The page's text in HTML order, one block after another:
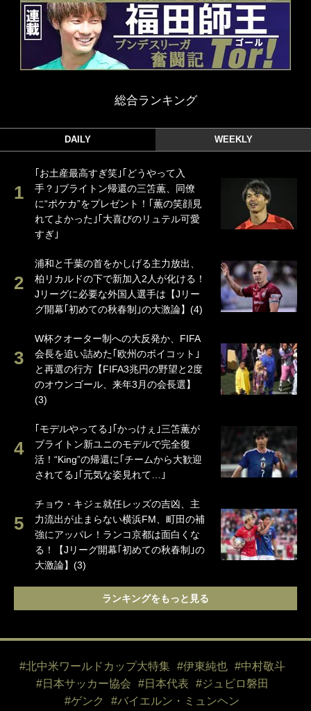
総合ランキング
DAILY WEEKLY
｢お土産最高すぎ笑｣｢どうやって入
手？｣ブライトン帰還の三笘薫、同僚
に“ポケカ”をプレゼント！｢薫の笑顔見
れてよかった｣｢大喜びのリュテル可愛
すぎ｣
浦和と千葉の首をかしげる主力放出、
柏リカルドの下で新加入2人が化ける！
Jリーグに必要な外国人選手は【Jリー
グ開幕｢初めての秋春制｣の大激論】(4)
W杯クオーター制への大反発か、FIFA
会長を追い詰めた｢欧州のボイコット｣
と再選の行方【FIFA3兆円の野望と2度
のオウンゴール、来年3月の会長選】
(3)
｢モデルやってる｣｢かっけぇ｣三笘薫が
ブライトン新ユニのモデルで完全復
活！“King”の帰還に｢チームから大歓迎
されてる｣｢元気な姿見れて…｣
チョウ・キジェ就任レッズの吉凶、主
力流出が止まらない横浜FM、町田の補
強にアッパレ！ランコ京都は面白くな
る！【Jリーグ開幕｢初めての秋春制｣の
大激論】(3)
ランキングをもっと見る
#北中米ワールドカップ大特集 #伊東純也
#中村敬斗
#日本サッカー協会
#日本代表
#ジュビロ磐田
#ゲンク
#バイエルン・ミュンヘン